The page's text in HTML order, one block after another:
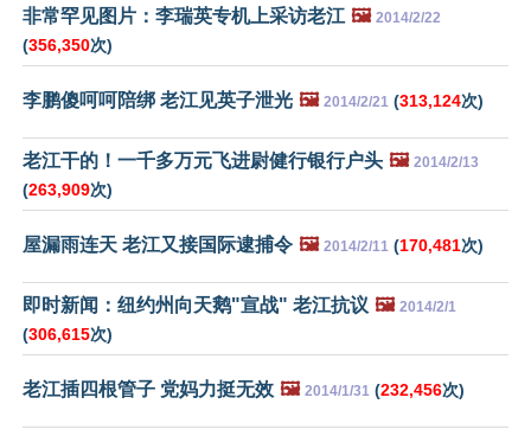
非常罕见图片：李瑞英专机上采访老江 🖼️ 2014/2/22
(356,350次)
李鹏傻呵呵陪绑 老江见英子泄光 🖼️ 2014/2/21 (313,124次)
老江干的！一千多万元飞进尉健行银行户头 🖼️ 2014/2/13
(263,909次)
屋漏雨连天 老江又接国际逮捕令 🖼️ 2014/2/11 (170,481次)
即时新闻：纽约州向天鹅"宣战" 老江抗议 🖼️ 2014/2/1
(306,615次)
老江插四根管子 党妈力挺无效 🖼️ 2014/1/31 (232,456次)